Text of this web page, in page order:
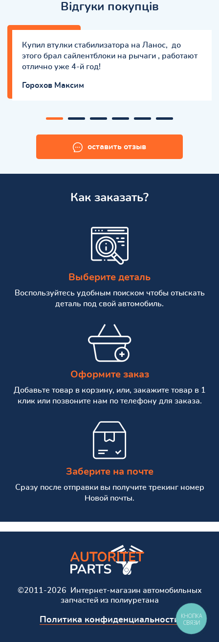
Відгуки покупців
Купил втулки стабилизатора на Ланос, до
этого брал сайлентблоки на рычаги , работают
отлично уже 4-й год!
Горохов Максим
оставить отзыв
Как заказать?
Выберите деталь
Воспользуйтесь удобным поиском чтобы отыскать
деталь под свой автомобиль.
Оформите заказ
Добавьте товар в корзину, или, закажите товар в 1
клик или позвоните нам по телефону для заказа.
Заберите на почте
Сразу после отправки вы получите трекинг номер
Новой почты.
©2011-2026 Интернет-магазин автомобильных
запчастей из полиуретана
Политика конфиденциальности
КНОПКА
СВЯЗИ